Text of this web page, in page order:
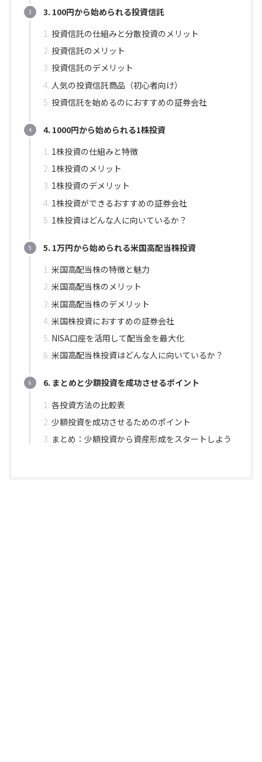
3. 100円から始められる投資信託
投資信託の仕組みと分散投資のメリット
投資信託のメリット
投資信託のデメリット
人気の投資信託商品（初心者向け）
投資信託を始めるのにおすすめの証券会社
4. 1000円から始められる1株投資
1株投資の仕組みと特徴
1株投資のメリット
1株投資のデメリット
1株投資ができるおすすめの証券会社
1株投資はどんな人に向いているか？
5. 1万円から始められる米国高配当株投資
米国高配当株の特徴と魅力
米国高配当株のメリット
米国高配当株のデメリット
米国株投資におすすめの証券会社
NISA口座を活用して配当金を最大化
米国高配当株投資はどんな人に向いているか？
6. まとめと少額投資を成功させるポイント
各投資方法の比較表
少額投資を成功させるためのポイント
まとめ：少額投資から資産形成をスタートしよう